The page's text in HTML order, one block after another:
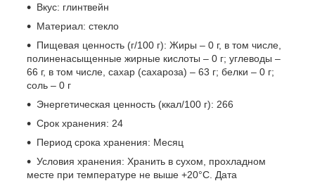
Вкус: глинтвейн
Материал: стекло
Пищевая ценность (г/100 г): Жиры – 0 г, в том числе,
полиненасыщенные жирные кислоты – 0 г; углеводы –
66 г, в том числе, сахар (сахароза) – 63 г; белки – 0 г;
соль – 0 г
Энергетическая ценность (ккал/100 г): 266
Срок хранения: 24
Период срока хранения: Месяц
Условия хранения: Хранить в сухом, прохладном
месте при температуре не выше +20°C. Дата